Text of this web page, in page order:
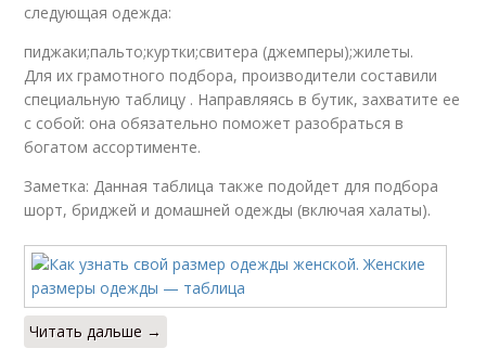
следующая одежда:
пиджаки;пальто;куртки;свитера (джемперы);жилеты.
Для их грамотного подбора, производители составили
специальную таблицу . Направляясь в бутик, захватите ее
с собой: она обязательно поможет разобраться в
богатом ассортименте.
Заметка: Данная таблица также подойдет для подбора
шорт, бриджей и домашней одежды (включая халаты).
Читать дальше →